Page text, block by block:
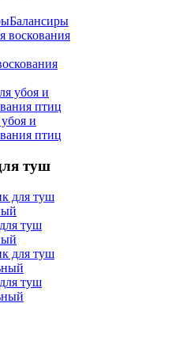
Балансиры
и
птиц
туш
туш
туш